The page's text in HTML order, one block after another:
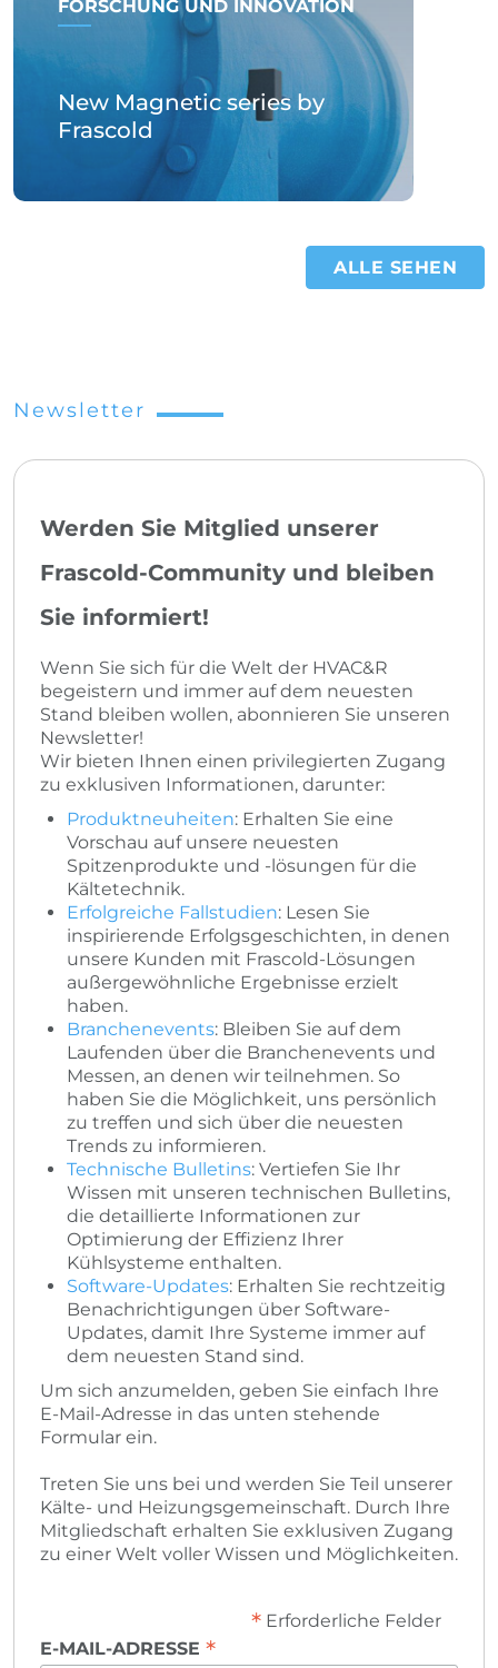
FORSCHUNG UND INNOVATION
New Magnetic series by
Frascold
ALLE SEHEN
Newsletter
Werden Sie Mitglied unserer
Frascold-Community und bleiben
Sie informiert!
Wenn Sie sich für die Welt der HVAC&R
begeistern und immer auf dem neuesten
Stand bleiben wollen, abonnieren Sie unseren
Newsletter!
Wir bieten Ihnen einen privilegierten Zugang
zu exklusiven Informationen, darunter:
Produktneuheiten: Erhalten Sie eine
Vorschau auf unsere neuesten
Spitzenprodukte und -lösungen für die
Kältetechnik.
Erfolgreiche Fallstudien: Lesen Sie
inspirierende Erfolgsgeschichten, in denen
unsere Kunden mit Frascold-Lösungen
außergewöhnliche Ergebnisse erzielt
haben.
Branchenevents: Bleiben Sie auf dem
Laufenden über die Branchenevents und
Messen, an denen wir teilnehmen. So
haben Sie die Möglichkeit, uns persönlich
zu treffen und sich über die neuesten
Trends zu informieren.
Technische Bulletins: Vertiefen Sie Ihr
Wissen mit unseren technischen Bulletins,
die detaillierte Informationen zur
Optimierung der Effizienz Ihrer
Kühlsysteme enthalten.
Software-Updates: Erhalten Sie rechtzeitig
Benachrichtigungen über Software-
Updates, damit Ihre Systeme immer auf
dem neuesten Stand sind.
Um sich anzumelden, geben Sie einfach Ihre
E-Mail-Adresse in das unten stehende
Formular ein.
Treten Sie uns bei und werden Sie Teil unserer
Kälte- und Heizungsgemeinschaft. Durch Ihre
Mitgliedschaft erhalten Sie exklusiven Zugang
zu einer Welt voller Wissen und Möglichkeiten.
*Erforderliche Felder
E-MAIL-ADRESSE *